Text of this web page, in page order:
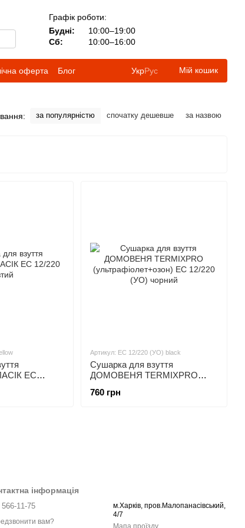
Графік роботи:
Будні:
10:00–19:00
Сб:
10:00–16:00
оферта Блог УкрРус Мій кошик
за популярністю спочатку дешевше за назвою
EС
Артикул: ЕС 12/220 (УО) black
Сушарка для взуття
ДОМОВЕНЯ TERMIXPRO
(УО) чорний
760 грн
інформація
11-75
вам?
м.Харків, пров.Малопанасівський,
4/7
Мапа проїзду